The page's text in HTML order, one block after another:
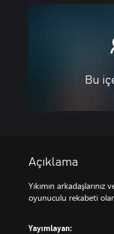
Bu
Açıklama
Yıkımın
oyunuculu rekabeti
Yayımlayan: